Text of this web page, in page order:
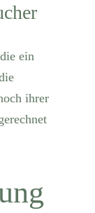
ein
ihrer